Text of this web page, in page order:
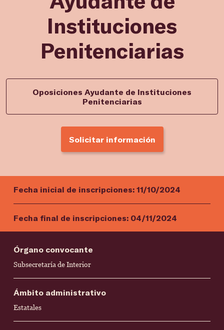
Instituciones
Penitenciarias
Oposiciones Ayudante de Instituciones
Penitenciarias
Solicitar información
Fecha inicial de inscripciones: 11/10/2024
Fecha final de inscripciones: 04/11/2024
Órgano convocante
Subsecretaría de Interior
Ámbito administrativo
Estatales